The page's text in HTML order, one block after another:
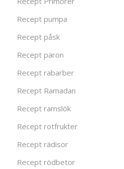
Recept pumpa
Recept påsk
Recept päron
Recept rabarber
Recept Ramadan
Recept ramslök
Recept rotfrukter
Recept rädisor
Recept rödbetor